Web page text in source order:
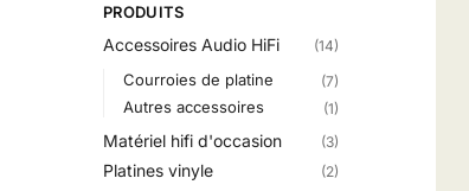
PRODUITS
Accessoires Audio HiFi (14)
Courroies de platine (7)
Autres accessoires (1)
Matériel hifi d'occasion (3)
Platines vinyle (2)